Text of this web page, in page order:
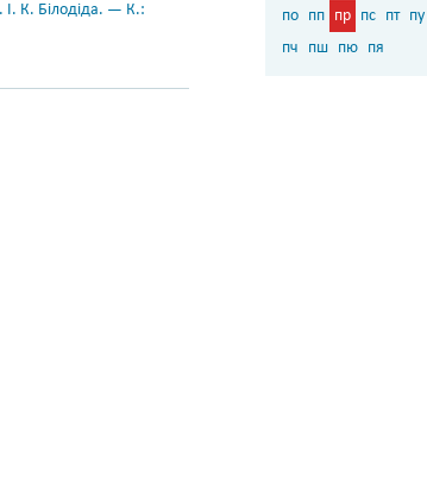
І. К. Білодіда. — К.:
по пп пр пс пт пу
пч
пш пю пя